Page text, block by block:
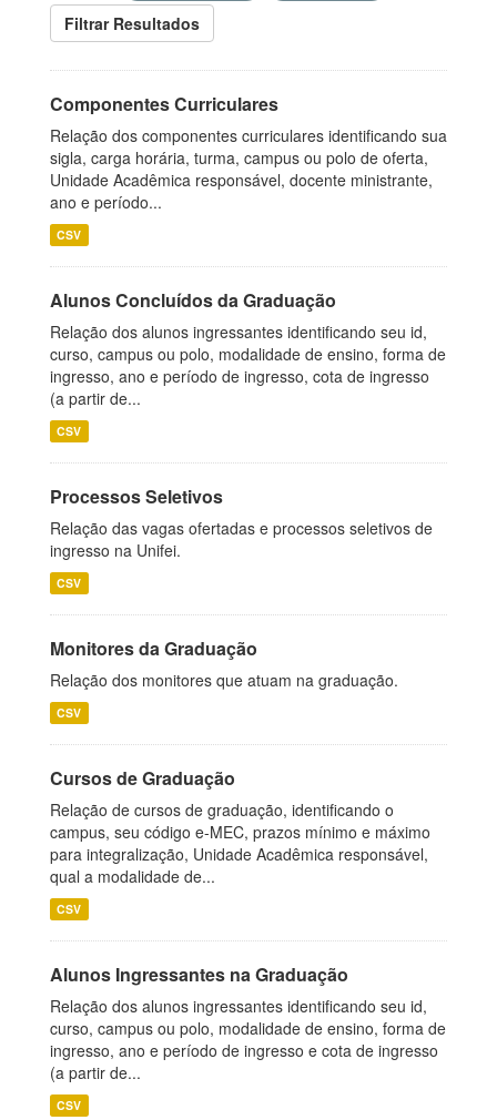
Filtrar Resultados
Componentes Curriculares
Relação dos componentes curriculares identificando sua
sigla, carga horária, turma, campus ou polo de oferta,
Unidade Acadêmica responsável, docente ministrante,
ano e período...
CSV
Alunos Concluídos da Graduação
Relação dos alunos ingressantes identificando seu id,
curso, campus ou polo, modalidade de ensino, forma de
ingresso, ano e período de ingresso, cota de ingresso
(a partir de...
CSV
Processos Seletivos
Relação das vagas ofertadas e processos seletivos de
ingresso na Unifei.
CSV
Monitores da Graduação
Relação dos monitores que atuam na graduação.
CSV
Cursos de Graduação
Relação de cursos de graduação, identificando o
campus, seu código e-MEC, prazos mínimo e máximo
para integralização, Unidade Acadêmica responsável,
qual a modalidade de...
CSV
Alunos Ingressantes na Graduação
Relação dos alunos ingressantes identificando seu id,
curso, campus ou polo, modalidade de ensino, forma de
ingresso, ano e período de ingresso e cota de ingresso
(a partir de...
CSV